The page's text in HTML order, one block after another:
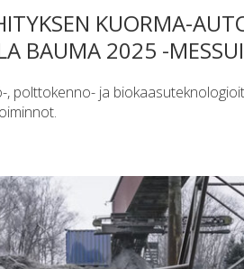
KUORMA-
BAUMA 2025 -
polttokenno- ja